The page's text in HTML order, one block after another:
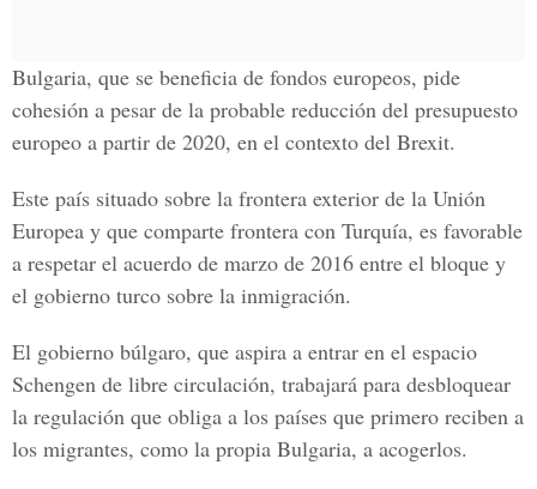
Bulgaria, que se beneficia de fondos europeos, pide
cohesión a pesar de la probable reducción del presupuesto
europeo a partir de 2020, en el contexto del Brexit.
Este país situado sobre la frontera exterior de la Unión
Europea y que comparte frontera con Turquía, es favorable
a respetar el acuerdo de marzo de 2016 entre el bloque y
el gobierno turco sobre la inmigración.
El gobierno búlgaro, que aspira a entrar en el espacio
Schengen de libre circulación, trabajará para desbloquear
la regulación que obliga a los países que primero reciben a
los migrantes, como la propia Bulgaria, a acogerlos.